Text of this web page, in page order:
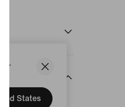
States